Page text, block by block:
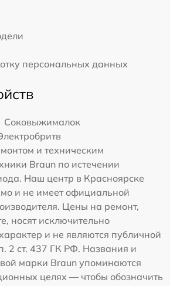
персональных данных
Соковыжималок
и техническим
Braun по истечении
Наш центр в Красноярске
и не имеет официальной
Цены на ремонт,
носят исключительно
и не являются публичной
2 ст. 437 ГК РФ. Названия и
марки Braun упоминаются
целях — чтобы обозначить